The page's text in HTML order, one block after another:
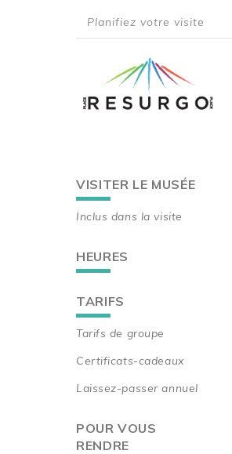
menu
Planifiez votre visite
Main
navigation
VISITER LE MUSÉE
Inclus dans la visite
HEURES
TARIFS
Tarifs de groupe
Certificats-cadeaux
Laissez-passer annuel
POUR VOUS
RENDRE